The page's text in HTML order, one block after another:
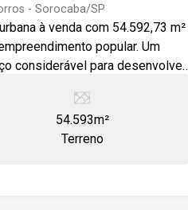
- Sorocaba/SP
à venda com 54.592,73 m²
popular. Um
considerável para desenvolver
fácil acesso a Rodovia Raposo
e próximo a diversos
54.593m²
Terreno